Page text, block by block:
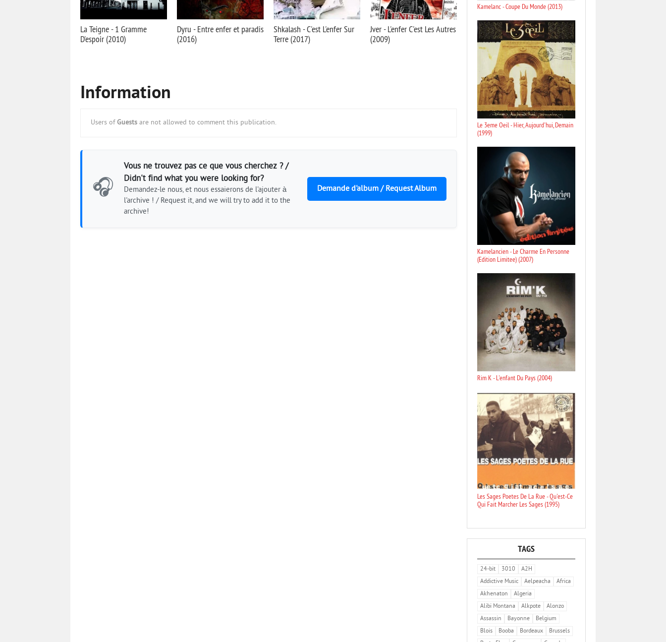
La Teigne - 1 Gramme
D'espoir (2010)
Dyru - Entre enfer et paradis
(2016)
Shkalash - C'est L'enfer Sur
Terre (2017)
Jver - L'enfer C'est Les Autres
(2009)
Information
Users of Guests are not allowed to comment this publication.
🎧
Vous ne trouvez pas ce que vous cherchez ? /
Didn't find what you were looking for?
Demandez-le nous, et nous essaierons de l'ajouter à
l'archive ! / Request it, and we will try to add it to the
archive!
Demande d'album / Request Album
Kamelanc - Coupe Du Monde (2013)
Le 3eme Oeil - Hier, Aujourd'hui, Demain
(1999)
Kamelancien - Le Charme En Personne
(Edition Limitee) (2007)
Rim K - L'enfant Du Pays (2004)
Les Sages Poetes De La Rue - Qu'est-Ce
Qui Fait Marcher Les Sages (1995)
TAGS
24-bit 3010
A2H
Addictive Music
Aelpeacha
Africa
Akhenaton
Algeria
Alibi Montana
Alkpote
Alonzo
Assassin
Bayonne
Belgium
Blois
Booba Bordeaux
Brussels